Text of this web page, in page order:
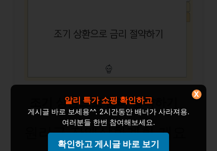
조기 상환으로 금리 절약하기
원리금 잔액상환계획 개요
알리 특가 쇼핑 확인하고
게시글 바로 보세용^^. 2시간동안 배너가 사라져용.
여러분들 한번 참여해보세요.
확인하고 게시글 바로 보기
X